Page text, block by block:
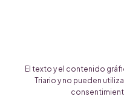
El texto y el contenido
Triario y no pueden